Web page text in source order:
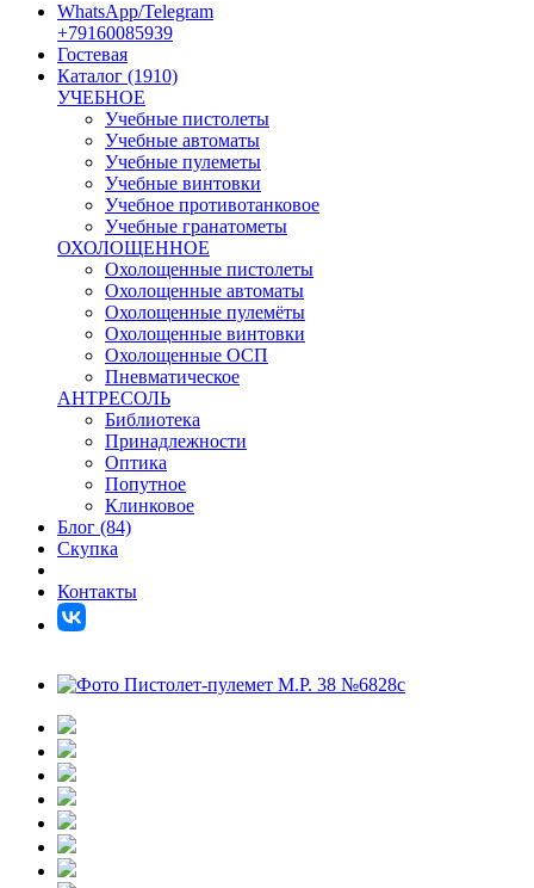
WhatsApp/Telegram
+79160085939
Гостевая
Каталог (1910)
УЧЕБНОЕ
Учебные пистолеты
Учебные автоматы
Учебные пулеметы
Учебные винтовки
Учебное противотанковое
Учебные гранатометы
ОХОЛОЩЕННОЕ
Охолощенные пистолеты
Охолощенные автоматы
Охолощенные пулемёты
Охолощенные винтовки
Охолощенные ОСП
Пневматическое
АНТРЕСОЛЬ
Библиотека
Принадлежности
Оптика
Попутное
Клинковое
Блог (84)
Скупка
Контакты